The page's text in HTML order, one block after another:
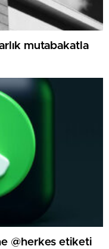
mutabakatla
@herkes etiketi